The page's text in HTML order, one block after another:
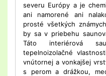
severu Európy a je
ani namorené ani
prosté všetkých
by sa v priebehu
Táto interiérová
tepelnoizolačné
vnútornej a vonkajšej
s perom a drážkou,